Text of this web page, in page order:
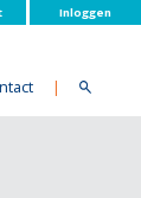
Inloggen
|